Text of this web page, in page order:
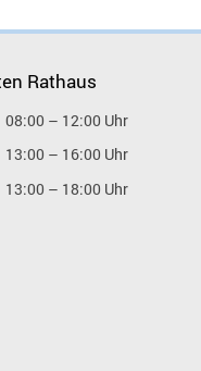
Rathaus
08:00 – 12:00 Uhr
13:00 – 16:00 Uhr
13:00 – 18:00 Uhr